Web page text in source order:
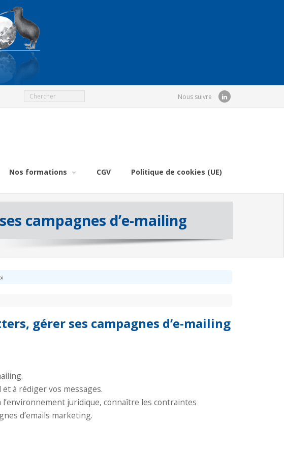
Nous suivre
Nos formations CGV Politique de cookies (UE)
campagnes d’e-mailing
gérer ses campagnes d’e-mailing
à rédiger vos messages.
juridique, connaître les contraintes
d’emails marketing.